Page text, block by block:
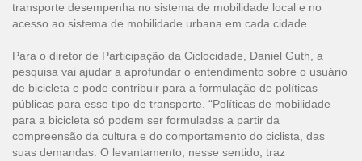
transporte desempenha no sistema de mobilidade local e no
acesso ao sistema de mobilidade urbana em cada cidade.
Para o diretor de Participação da Ciclocidade, Daniel Guth, a
pesquisa vai ajudar a aprofundar o entendimento sobre o usuário
de bicicleta e pode contribuir para a formulação de políticas
públicas para esse tipo de transporte. “Políticas de mobilidade
para a bicicleta só podem ser formuladas a partir da
compreensão da cultura e do comportamento do ciclista, das
suas demandas. O levantamento, nesse sentido, traz